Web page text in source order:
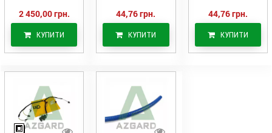
2 450,00 грн.
КУПИТИ
44,76 грн.
КУПИТИ
44,76 грн.
КУПИТИ